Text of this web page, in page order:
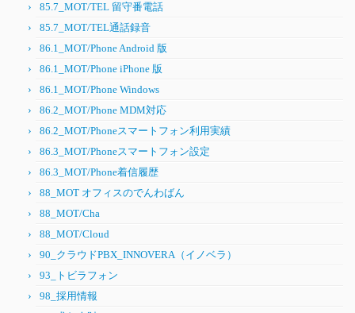
85.7_MOT/TEL 留守番電話
85.7_MOT/TEL通話録音
86.1_MOT/Phone Android 版
86.1_MOT/Phone iPhone 版
86.1_MOT/Phone Windows
86.2_MOT/Phone MDM対応
86.2_MOT/Phoneスマートフォン利用実績
86.3_MOT/Phoneスマートフォン設定
86.3_MOT/Phone着信履歴
88_MOT オフィスのでんわばん
88_MOT/Cha
88_MOT/Cloud
90_クラウドPBX_INNOVERA（イノベラ）
93_トビラフォン
98_採用情報